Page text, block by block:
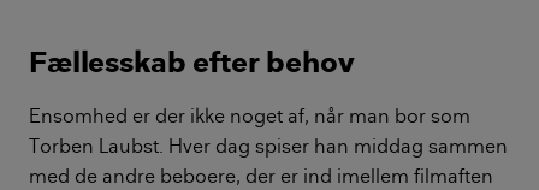
Fællesskab efter behov
Ensomhed er der ikke noget af, når man bor som
Torben Laubst. Hver dag spiser han middag sammen
med de andre beboere, der er ind imellem filmaften